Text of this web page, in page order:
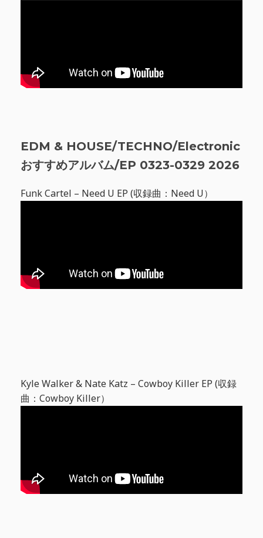
EDM & HOUSE/TECHNO/Electronic
おすすめアルバム/EP 0323-0329 2026
Funk Cartel – Need U EP (収録曲：Need U）
Kyle Walker & Nate Katz – Cowboy Killer EP (収録
曲：Cowboy Killer）